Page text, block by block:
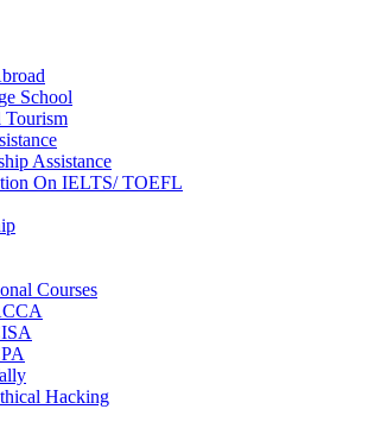
School
Tourism
Assistance
On IELTS/ TOEFL
Courses
Hacking